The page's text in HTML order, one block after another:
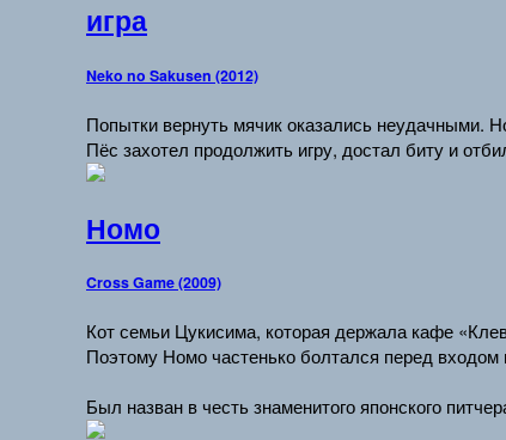
игра
Neko no Sakusen (2012)
Попытки вернуть мячик оказались неудачными.
Пёс захотел продолжить игру, достал биту и
Номо
Cross Game (2009)
Кот семьи Цукисима, которая держала кафе
Поэтому Номо частенько болтался перед
Был назван в честь знаменитого японского